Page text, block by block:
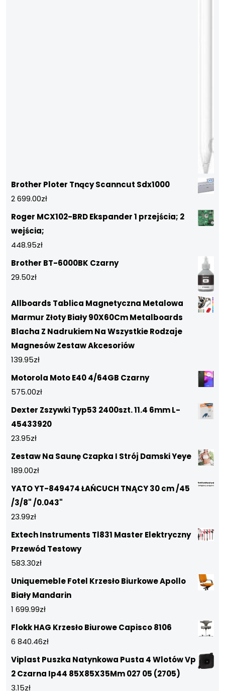
Brother Ploter Tnący Scanncut Sdx1000
2 699.00zł
Roger MCX102-BRD Ekspander 1 przejścia; 2
wejścia;
448.95zł
Brother BT-6000BK Czarny
29.50zł
Allboards Tablica Magnetyczna Metalowa
Marmur Złoty Biały 90X60Cm Metalboards
Blacha Z Nadrukiem Na Wszystkie Rodzaje
Magnesów Zestaw Akcesoriów
139.95zł
Motorola Moto E40 4/64GB Czarny
575.00zł
Dexter Zszywki Typ53 2400szt. 11.4 6mm L-
45433920
23.95zł
Zestaw Na Saunę Czapka I Strój Damski Yeye
189.00zł
YATO YT-849474 ŁAŃCUCH TNĄCY 30 cm /45
/3/8" /0.043"
23.99zł
Extech Instruments Tl831 Master Elektryczny
Przewód Testowy
583.30zł
Uniquemeble Fotel Krzesło Biurkowe Apollo
Biały Mandarin
1 699.99zł
Flokk HAG Krzesło Biurowe Capisco 8106
6 840.46zł
Viplast Puszka Natynkowa Pusta 4 Wlotów Vp
2 Czarna Ip44 85X85X35Mm 027 05 (2705)
3.15zł